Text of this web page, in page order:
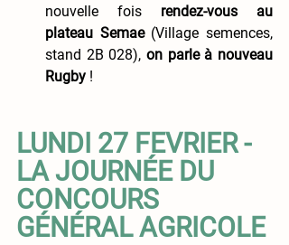
nouvelle fois rendez-vous au
plateau Semae (Village semences,
stand 2B 028), on parle à nouveau
Rugby !
LUNDI 27 FEVRIER -
LA JOURNÉE DU
CONCOURS
GÉNÉRAL AGRICOLE